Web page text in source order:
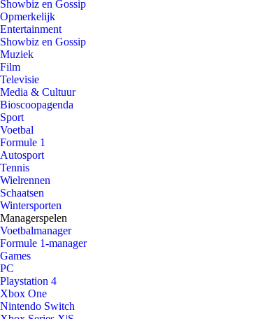
Showbiz en Gossip
Opmerkelijk
Entertainment
Showbiz en Gossip
Muziek
Film
Televisie
Media & Cultuur
Bioscoopagenda
Sport
Voetbal
Formule 1
Autosport
Tennis
Wielrennen
Schaatsen
Wintersporten
Managerspelen
Voetbalmanager
Formule 1-manager
Games
PC
Playstation 4
Xbox One
Nintendo Switch